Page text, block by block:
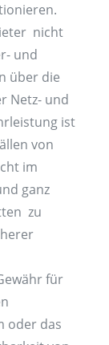
nicht
und
über die
Netz- und
ist
von
im
ganz
zu
für
oder das